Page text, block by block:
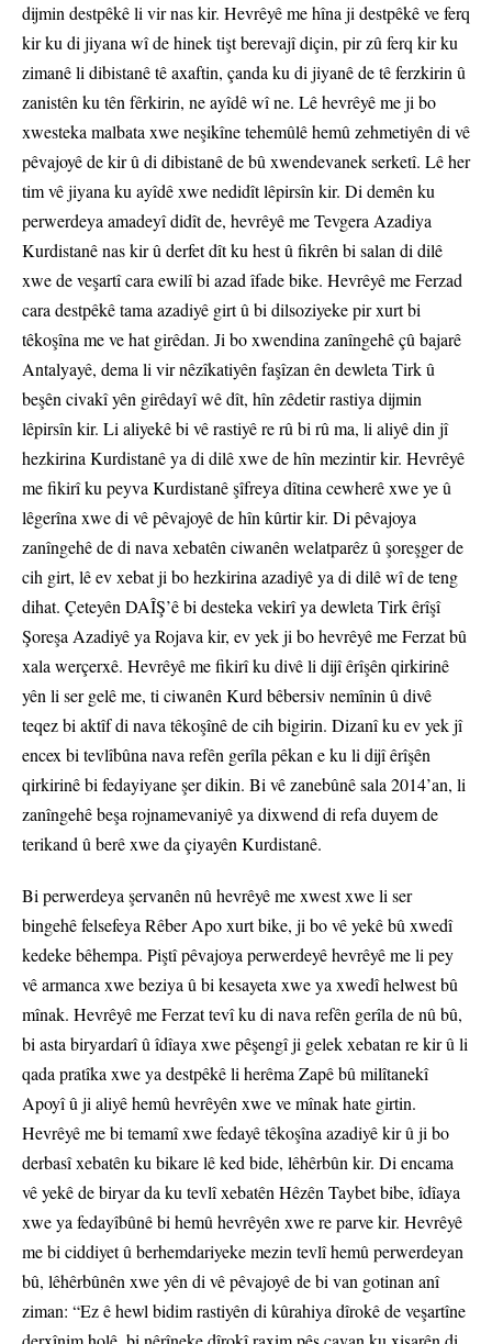
dijmin destpêkê li vir nas kir. Hevrêyê me hîna ji destpêkê ve ferq
kir ku di jiyana wî de hinek tişt berevajî diçin, pir zû ferq kir ku
zimanê li dibistanê tê axaftin, çanda ku di jiyanê de tê ferzkirin û
zanistên ku tên fêrkirin, ne ayîdê wî ne. Lê hevrêyê me ji bo
xwesteka malbata xwe neşikîne tehemûlê hemû zehmetiyên di vê
pêvajoyê de kir û di dibistanê de bû xwendevanek serketî. Lê her
tim vê jiyana ku ayîdê xwe nedidît lêpirsîn kir. Di demên ku
perwerdeya amadeyî didît de, hevrêyê me Tevgera Azadiya
Kurdistanê nas kir û derfet dît ku hest û fikrên bi salan di dilê
xwe de veşartî cara ewilî bi azad îfade bike. Hevrêyê me Ferzad
cara destpêkê tama azadiyê girt û bi dilsoziyeke pir xurt bi
têkoşîna me ve hat girêdan. Ji bo xwendina zanîngehê çû bajarê
Antalyayê, dema li vir nêzîkatiyên faşîzan ên dewleta Tirk û
beşên civakî yên girêdayî wê dît, hîn zêdetir rastiya dijmin
lêpirsîn kir. Li aliyekê bi vê rastiyê re rû bi rû ma, li aliyê din jî
hezkirina Kurdistanê ya di dilê xwe de hîn mezintir kir. Hevrêyê
me fikirî ku peyva Kurdistanê şîfreya dîtina cewherê xwe ye û
lêgerîna xwe di vê pêvajoyê de hîn kûrtir kir. Di pêvajoya
zanîngehê de di nava xebatên ciwanên welatparêz û şoreşger de
cih girt, lê ev xebat ji bo hezkirina azadiyê ya di dilê wî de teng
dihat. Çeteyên DAÎŞ’ê bi desteka vekirî ya dewleta Tirk êrîşî
Şoreşa Azadiyê ya Rojava kir, ev yek ji bo hevrêyê me Ferzat bû
xala werçerxê. Hevrêyê me fikirî ku divê li dijî êrîşên qirkirinê
yên li ser gelê me, ti ciwanên Kurd bêbersiv nemînin û divê
teqez bi aktîf di nava têkoşînê de cih bigirin. Dizanî ku ev yek jî
encex bi tevlîbûna nava refên gerîla pêkan e ku li dijî êrîşên
qirkirinê bi fedayiyane şer dikin. Bi vê zanebûnê sala 2014’an, li
zanîngehê beşa rojnamevaniyê ya dixwend di refa duyem de
terikand û berê xwe da çiyayên Kurdistanê.
Bi perwerdeya şervanên nû hevrêyê me xwest xwe li ser
bingehê felsefeya Rêber Apo xurt bike, ji bo vê yekê bû xwedî
kedeke bêhempa. Piştî pêvajoya perwerdeyê hevrêyê me li pey
vê armanca xwe beziya û bi kesayeta xwe ya xwedî helwest bû
mînak. Hevrêyê me Ferzat tevî ku di nava refên gerîla de nû bû,
bi asta biryardarî û îdîaya xwe pêşengî ji gelek xebatan re kir û li
qada pratîka xwe ya destpêkê li herêma Zapê bû milîtanekî
Apoyî û ji aliyê hemû hevrêyên xwe ve mînak hate girtin.
Hevrêyê me bi temamî xwe fedayê têkoşîna azadiyê kir û ji bo
derbasî xebatên ku bikare lê ked bide, lêhêrbûn kir. Di encama
vê yekê de biryar da ku tevlî xebatên Hêzên Taybet bibe, îdîaya
xwe ya fedayîbûnê bi hemû hevrêyên xwe re parve kir. Hevrêyê
me bi ciddiyet û berhemdariyeke mezin tevlî hemû perwerdeyan
bû, lêhêrbûnên xwe yên di vê pêvajoyê de bi van gotinan anî
ziman: “Ez ê hewl bidim rastiyên di kûrahiya dîrokê de veşartîne